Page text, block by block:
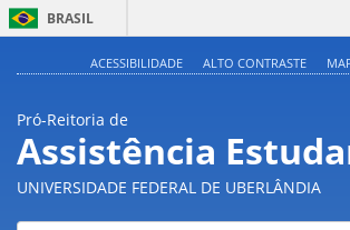
BRASIL
Acesso à
ACESSIBILIDADE ALTO CONTRASTE
Pró-Reitoria de
Assistência
UNIVERSIDADE FEDERAL DE UBERLÂNDIA